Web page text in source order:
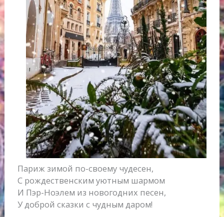
Париж зимой по-своему чудесен,
С рождественским уютным шармом
И Пэр-Ноэлем из новогодних песен,
У доброй сказки с чудным даром!